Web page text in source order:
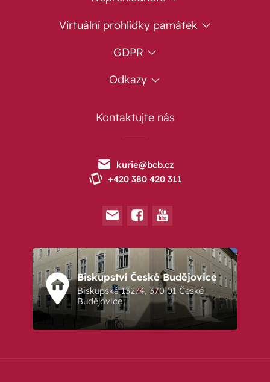
Virtuální prohlídky památek
GDPR
Odkazy
Kontaktujte nás
kurie@bcb.cz
+420 380 420 311
Biskupství České Budějovice
Biskupská 132/4, 370 01 České
Budějovice